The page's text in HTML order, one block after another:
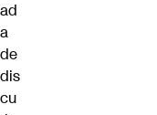
ad
a
de
dis
cu